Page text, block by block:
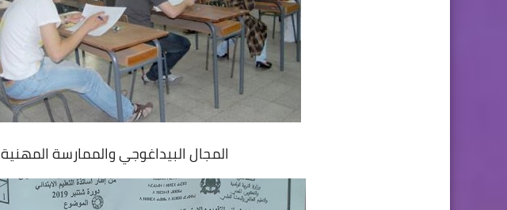
المجال البيداغوجي والممارسة المهنية